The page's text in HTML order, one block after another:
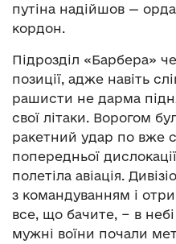
путіна надійшов —
кордон.
Підрозділ «Барбера»
позиції, адже навіть
рашисти не дарма
свої літаки. Ворогом
ракетний удар по вже
попередньої
полетіла авіація.
з командуванням і
все, що бачите, − в
мужні воїни почали